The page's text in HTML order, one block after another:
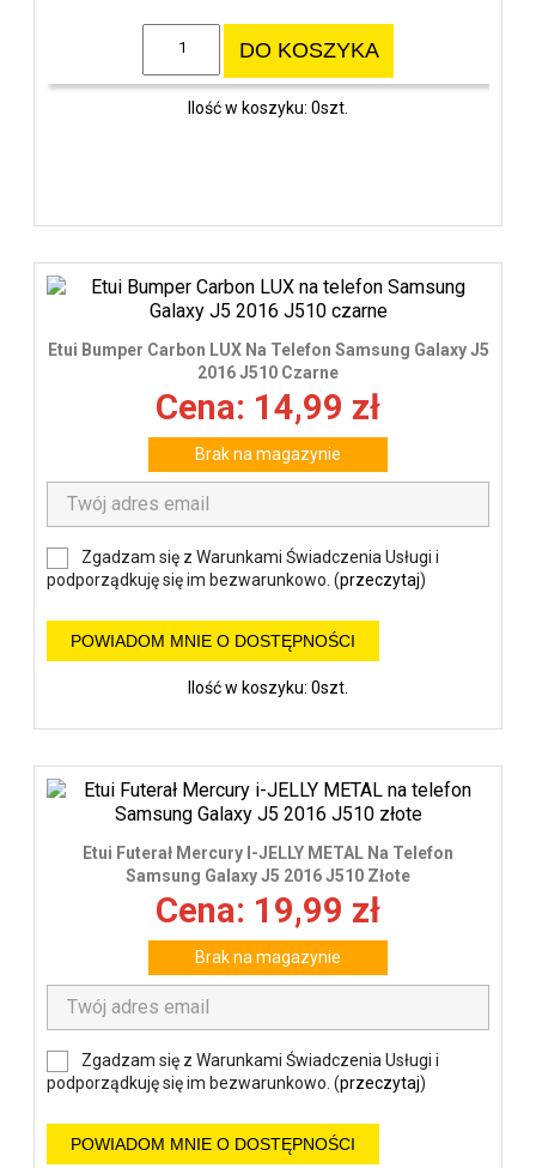
DO KOSZYKA
Ilość w koszyku: 0szt.
Etui Bumper Carbon LUX Na Telefon Samsung Galaxy J5
2016 J510 Czarne
Cena: 14,99 zł
Brak na magazynie
Zgadzam się z Warunkami Świadczenia Usługi i
podporządkuję się im bezwarunkowo. (przeczytaj)
POWIADOM MNIE O DOSTĘPNOŚCI
Ilość w koszyku: 0szt.
Etui Futerał Mercury I-JELLY METAL Na Telefon
Samsung Galaxy J5 2016 J510 Złote
Cena: 19,99 zł
Brak na magazynie
Zgadzam się z Warunkami Świadczenia Usługi i
podporządkuję się im bezwarunkowo. (przeczytaj)
POWIADOM MNIE O DOSTĘPNOŚCI